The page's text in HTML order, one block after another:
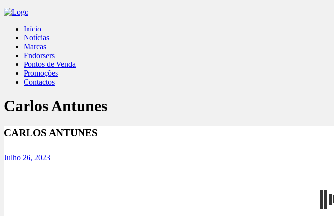
Início
Notícias
Marcas
Endorsers
Pontos de Venda
Promoções
Contactos
Carlos Antunes
CARLOS ANTUNES
Julho 26, 2023